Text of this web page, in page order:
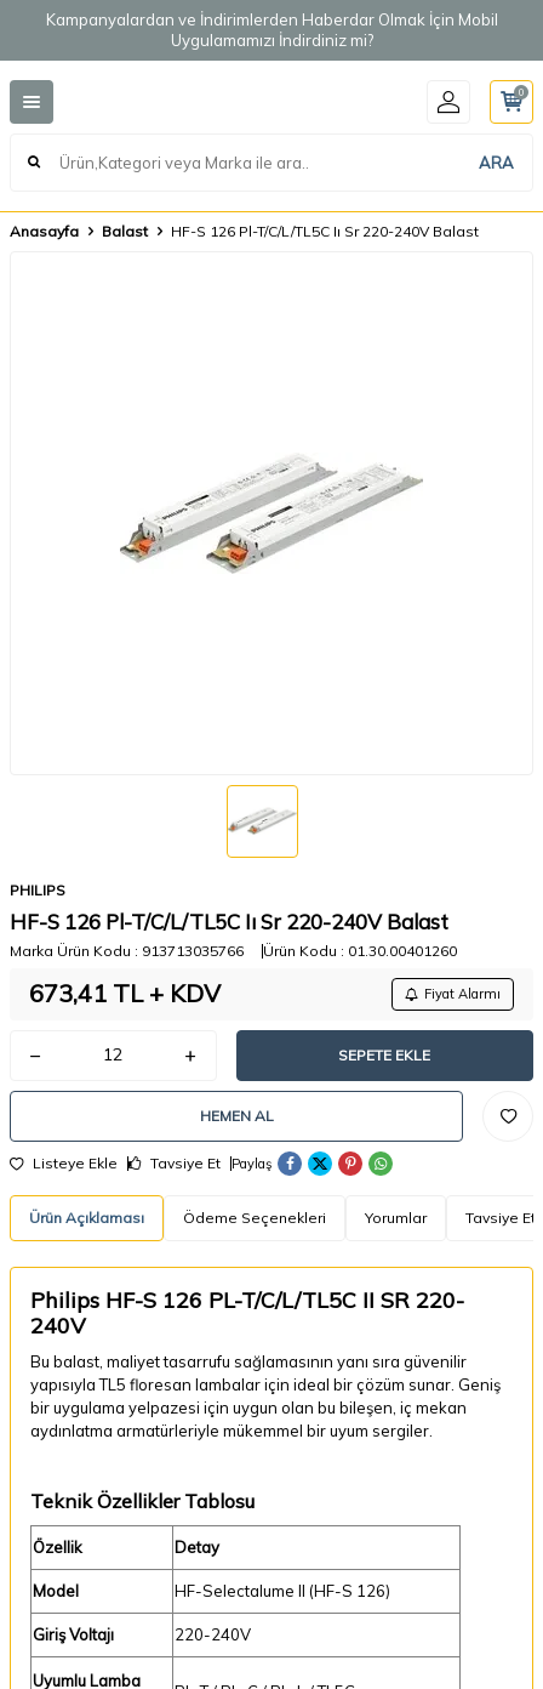
Kampanyalardan ve İndirimlerden Haberdar Olmak İçin Mobil
Uygulamamızı İndirdiniz mi?
ARA
0
Anasayfa Balast HF-S 126 Pl-T/C/L/TL5C Iı Sr 220-240V Balast
PHILIPS
HF-S 126 Pl-T/C/L/TL5C Iı Sr 220-240V Balast
Marka Ürün Kodu : 913713035766 Ürün Kodu : 01.30.00401260
673,41 TL + KDV Fiyat Alarmı
SEPETE EKLE
HEMEN AL
Listeye Ekle Tavsiye Et Paylaş
Ürün Açıklaması Ödeme Seçenekleri Yorumlar Tavsiye Et
Philips HF-S 126 PL-T/C/L/TL5C II SR 220-
240V
Bu balast, maliyet tasarrufu sağlamasının yanı sıra güvenilir
yapısıyla TL5 floresan lambalar için ideal bir çözüm sunar. Geniş
bir uygulama yelpazesi için uygun olan bu bileşen, iç mekan
aydınlatma armatürleriyle mükemmel bir uyum sergiler.
Teknik Özellikler Tablosu
Özellik Detay
Model HF-Selectalume II (HF-S 126)
Giriş Voltajı 220-240V
Uyumlu Lamba